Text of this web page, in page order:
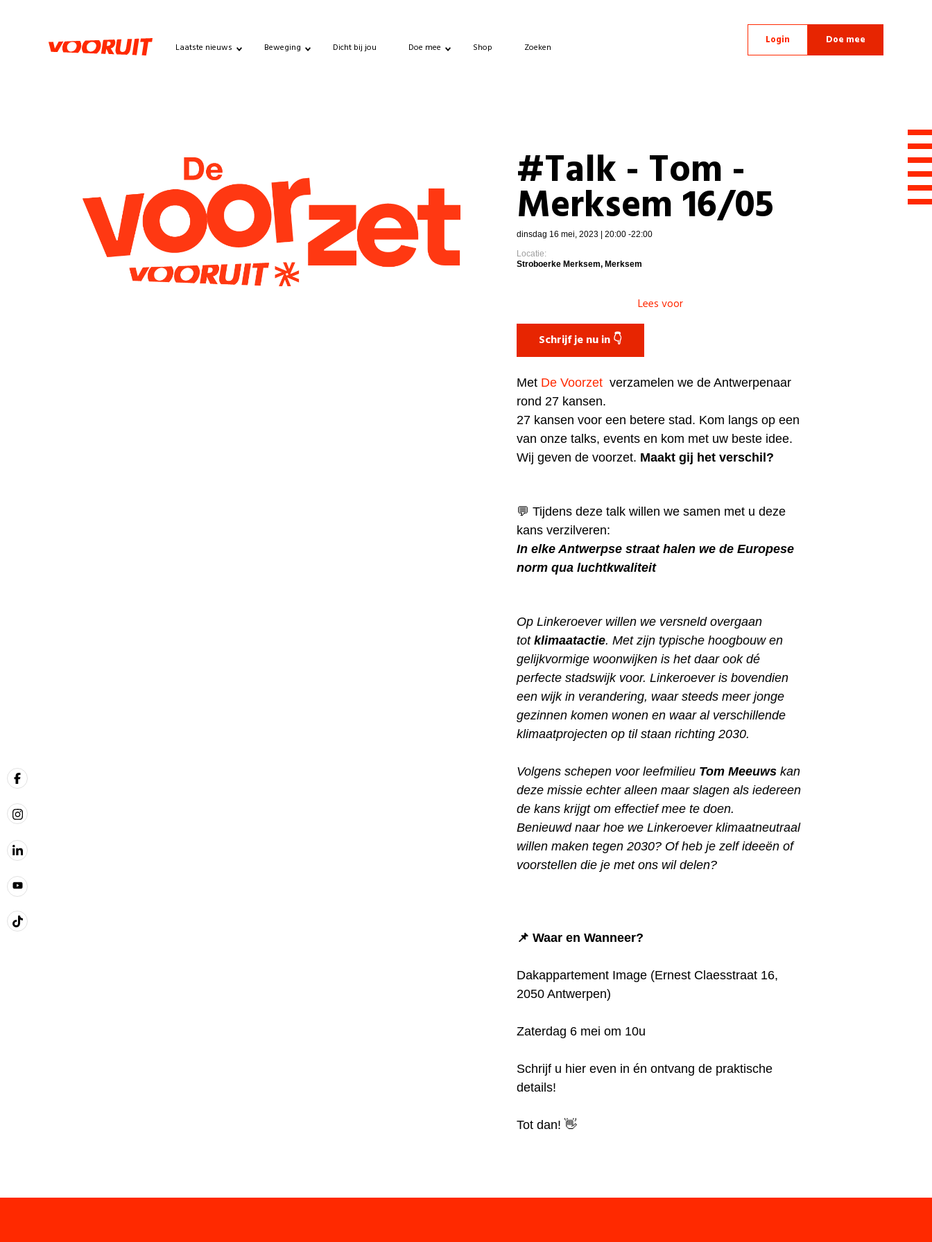
Laatste nieuws Beweging Dicht bij jou Doe mee Shop Zoeken
Login Doe mee
#Talk - Tom -
Merksem 16/05
dinsdag 16 mei, 2023 | 20:00 -22:00
Locatie:
Stroboerke Merksem, Merksem
Lees voor
Schrijf je nu in 👇
Met De Voorzet verzamelen we de Antwerpenaar
rond 27 kansen.
27 kansen voor een betere stad. Kom langs op een
van onze talks, events en kom met uw beste idee.
Wij geven de voorzet. Maakt gij het verschil?
💬 Tijdens deze talk willen we samen met u deze
kans verzilveren:
In elke Antwerpse straat halen we de Europese
norm qua luchtkwaliteit
Op Linkeroever willen we versneld overgaan
tot klimaatactie. Met zijn typische hoogbouw en
gelijkvormige woonwijken is het daar ook dé
perfecte stadswijk voor. Linkeroever is bovendien
een wijk in verandering, waar steeds meer jonge
gezinnen komen wonen en waar al verschillende
klimaatprojecten op til staan richting 2030.
Volgens schepen voor leefmilieu Tom Meeuws kan
deze missie echter alleen maar slagen als iedereen
de kans krijgt om effectief mee te doen.
Benieuwd naar hoe we Linkeroever klimaatneutraal
willen maken tegen 2030? Of heb je zelf ideeën of
voorstellen die je met ons wil delen?
📌 Waar en Wanneer?
Dakappartement Image (Ernest Claesstraat 16,
2050 Antwerpen)
Zaterdag 6 mei om 10u
Schrijf u hier even in én ontvang de praktische
details!
Tot dan! 👋